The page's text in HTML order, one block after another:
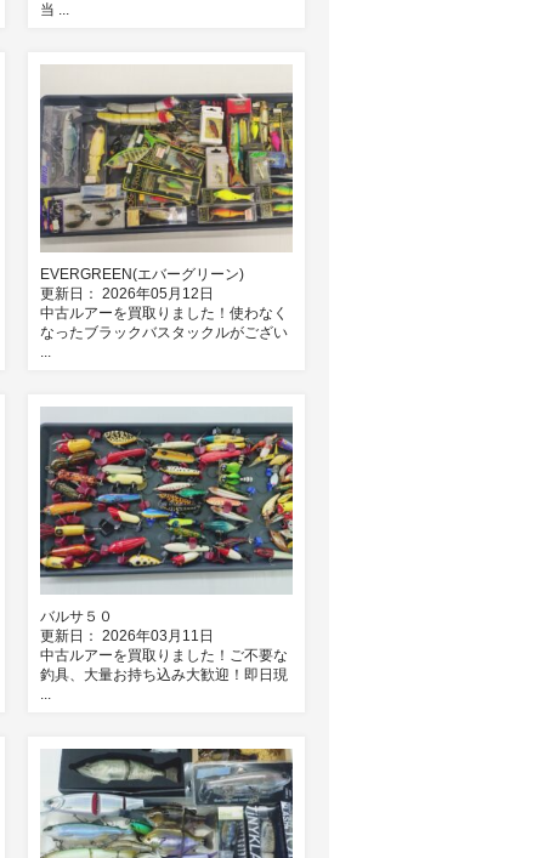
当 ...
EVERGREEN(エバーグリーン)
更新日： 2026年05月12日
中古ルアーを買取りました！使わなく
なったブラックバスタックルがござい
...
バルサ５０
更新日： 2026年03月11日
中古ルアーを買取りました！ご不要な
釣具、大量お持ち込み大歓迎！即日現
...